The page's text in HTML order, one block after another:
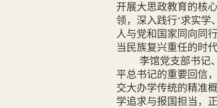
开展大思政教育的核
领，深入践行‘求实
人与党和国家同向同
当民族复兴重任的时
李馆党支部书记
平总书记的重要回信
交大办学传统的精准
学追求与报国担当，